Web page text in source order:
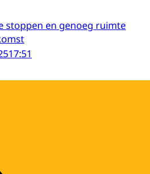
stoppen en genoeg ruimte
17:51